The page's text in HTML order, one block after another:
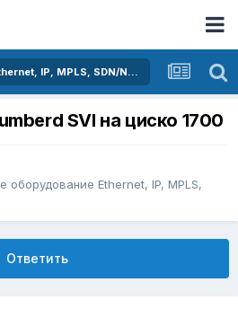
Активное оборудование Ethernet, IP, MPLS, SDN/NFV...
SVI на циско 1700
оборудование Ethernet, IP, MPLS,
Ответить